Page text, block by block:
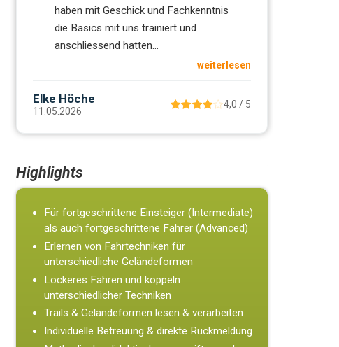
haben mit Geschick und Fachkenntnis
die Basics mit uns trainiert und
anschliessend hatten
weiterlesen
Elke Höche
11.05.2026
4,0 / 5
Highlights
Für fortgeschrittene Einsteiger (Intermediate)
als auch fortgeschrittene Fahrer (Advanced)
Erlernen von Fahrtechniken für
unterschiedliche Geländeformen
Lockeres Fahren und koppeln
unterschiedlicher Techniken
Trails & Geländeformen lesen & verarbeiten
Individuelle Betreuung & direkte Rückmeldung